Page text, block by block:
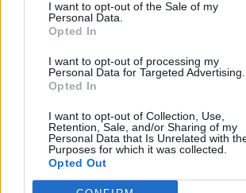
I want to opt-out of the Sale of my
Personal Data.
Opted In
I want to opt-out of processing my
Personal Data for Targeted Advertising.
Opted In
I want to opt-out of Collection, Use,
Retention, Sale, and/or Sharing of my
Personal Data that Is Unrelated with
Purposes for which it was collected.
Opted Out
Controlli della Guardia di
distributori di carburante
sei impianti sanzionati